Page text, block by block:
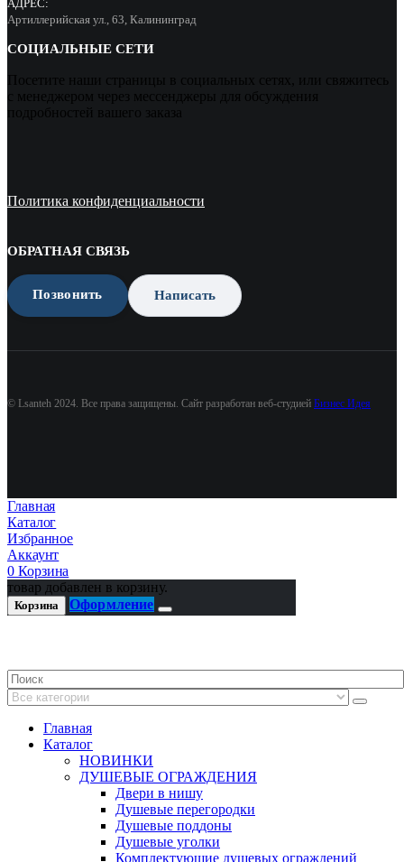
АДРЕС:
Артиллерийская ул., 63, Калининград
СОЦИАЛЬНЫЕ СЕТИ
Посетите наши страницы в социальных сетях, или свяжитесь
с менеджером через мессенджеры для обсуждения
подробностей вашего заказа
Политика конфиденциальности
ОБРАТНАЯ СВЯЗЬ
Позвонить Написать
© Lsanteh 2024. Все права защищены. Сайт разработан веб-студией Бизнес Идея
Главная
Каталог
Избранное
Аккаунт
0 Корзина
товар добавлен в корзину.
Корзина Оформление
Главная
Каталог
НОВИНКИ
ДУШЕВЫЕ ОГРАЖДЕНИЯ
Двери в нишу
Душевые перегородки
Душевые поддоны
Душевые уголки
Комплектующие душевых ограждений